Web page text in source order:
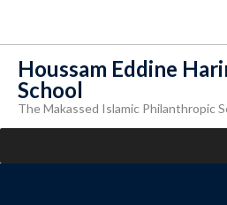
Houssam Eddine
School
The Makassed Islamic Philanthropic